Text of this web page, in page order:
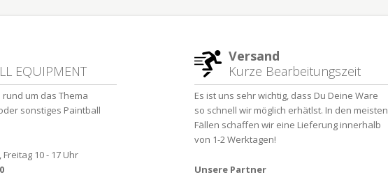
EQUIPMENT
um das Thema
sonstiges Paintball
Freitag 10 - 17 Uhr
Versand
Kurze Bearbeitungszeit
Es ist uns sehr wichtig, dass Du Deine Ware
so schnell wir möglich erhätlst. In den meisten
Fällen schaffen wir eine Lieferung innerhalb
von 1-2 Werktagen!
Unsere Partner